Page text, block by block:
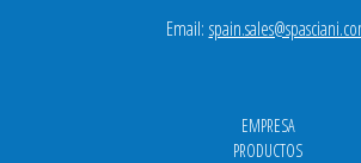
Email:
EMPRESA
PRODUCTOS